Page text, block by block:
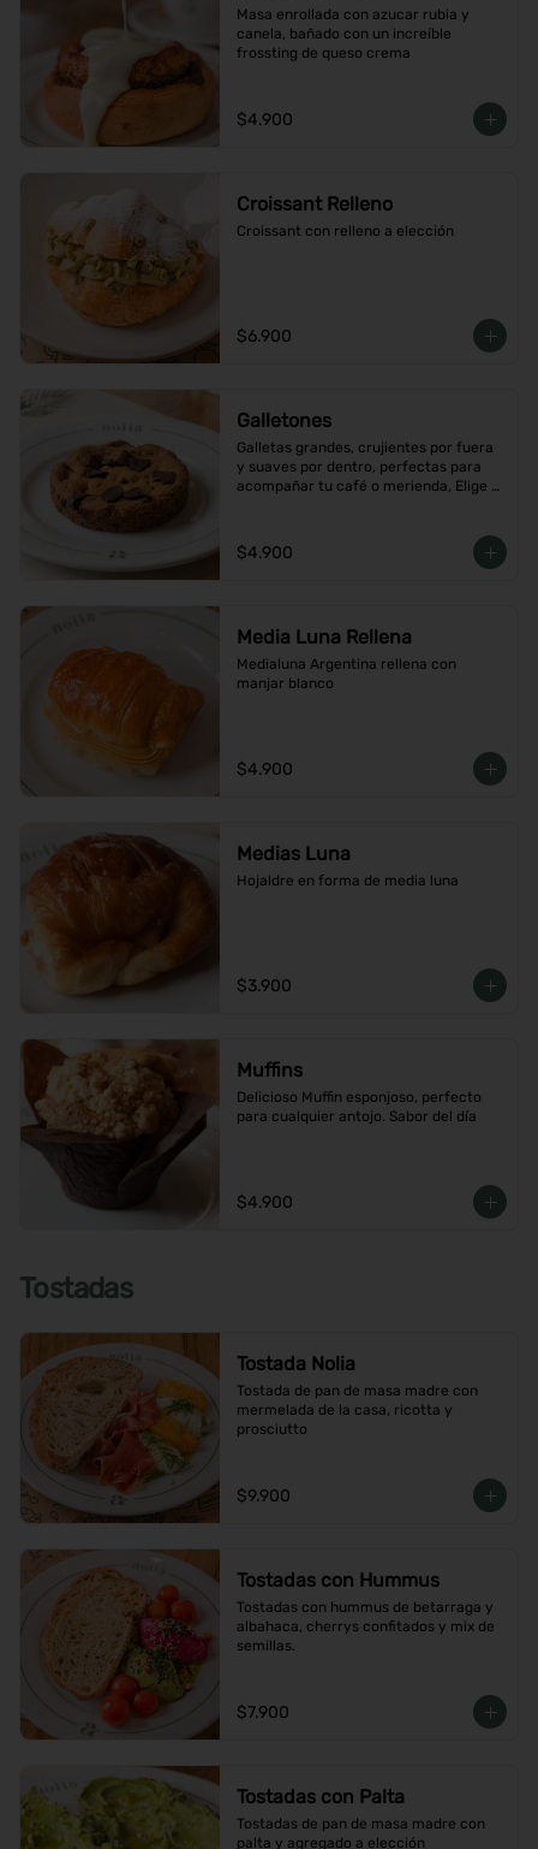
Masa enrollada con azucar rubia y
canela, bañado con un increíble
frossting de queso crema
$4.900
Croissant Relleno
Croissant con relleno a elección
$6.900
Galletones
Galletas grandes, crujientes por fuera
y suaves por dentro, perfectas para
acompañar tu café o merienda, Elige
$4.900
Media Luna Rellena
Medialuna Argentina rellena con
manjar blanco
$4.900
Medias Luna
Hojaldre en forma de media luna
$3.900
Muffins
Delicioso Muffin esponjoso, perfecto
para cualquier antojo. Sabor del día
$4.900
Tostadas
Tostada Nolia
Tostada de pan de masa madre con
mermelada de la casa, ricotta y
prosciutto
$9.900
Tostadas con Hummus
Tostadas con hummus de betarraga y
albahaca, cherrys confitados y mix de
semillas.
$7.900
Tostadas con Palta
Tostadas de pan de masa madre con
palta y agregado a elección